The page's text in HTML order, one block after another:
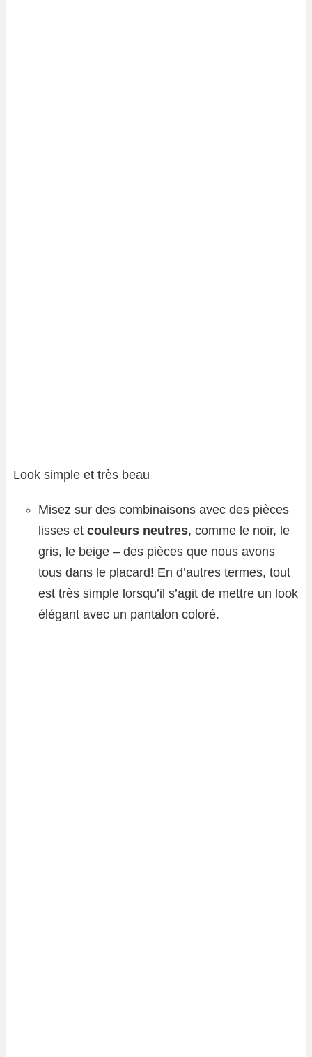
Look simple et très beau
Misez sur des combinaisons avec des pièces
lisses et couleurs neutres, comme le noir, le
gris, le beige – des pièces que nous avons
tous dans le placard! En d’autres termes, tout
est très simple lorsqu’il s’agit de mettre un look
élégant avec un pantalon coloré.